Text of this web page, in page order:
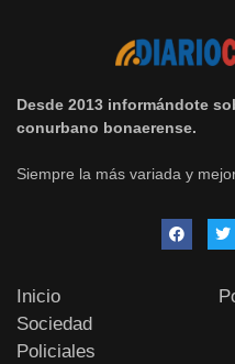
Desde 2013 informándote
conurbano bonaerense.
Siempre la más variada y
Inicio
Sociedad
Policiales